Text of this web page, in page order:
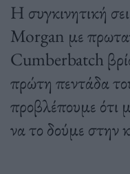
Η συγκινητική
Morgan με
Cumberbatch
πρώτη πεντάδα
προβλέπουμε ότι
να το δούμε στην